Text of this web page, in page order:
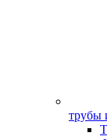
трубы